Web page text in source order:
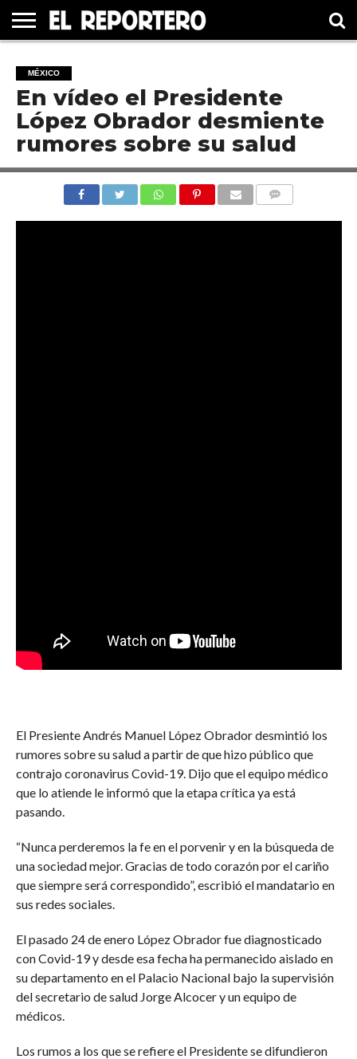
ELECCIÓN
2021
PRINCIPAL
MÉXICO
INTERNACIONAL
#UNMUNDOFELIZ
CULTURA
CINE
MÉXICO
En vídeo el Presidente
López Obrador desmiente
rumores sobre su salud
El Presiente Andrés Manuel López Obrador desmintió los
rumores sobre su salud a partir de que hizo público que
contrajo coronavirus Covid-19. Dijo que el equipo médico
que lo atiende le informó que la etapa crítica ya está
pasando.
“Nunca perderemos la fe en el porvenir y en la búsqueda de
una sociedad mejor. Gracias de todo corazón por el cariño
que siempre será correspondido”, escribió el mandatario en
sus redes sociales.
El pasado 24 de enero López Obrador fue diagnosticado
con Covid-19 y desde esa fecha ha permanecido aislado en
su departamento en el Palacio Nacional bajo la supervisión
del secretario de salud Jorge Alcocer y un equipo de
médicos.
Los rumos a los que se refiere el Presidente se difundieron